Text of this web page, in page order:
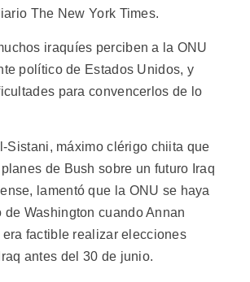
The New York Times.
iraquíes perciben a la ONU
político de Estados Unidos, y
para convencerlos de lo
Sistani, máximo clérigo chiita que
de Bush sobre un futuro Iraq
lamentó que la ONU se haya
de Washington cuando Annan
factible realizar elecciones
antes del 30 de junio.